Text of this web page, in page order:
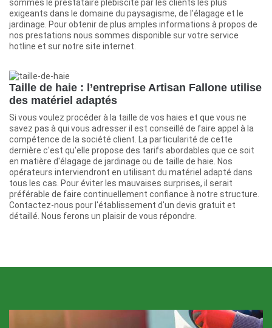
sommes le prestataire plébiscité par les clients les plus
exigeants dans le domaine du paysagisme, de l'élagage et le
jardinage. Pour obtenir de plus amples informations à propos de
nos prestations nous sommes disponible sur votre service
hotline et sur notre site internet.
Taille de haie : l’entreprise Artisan Fallone utilise
des matériel adaptés
Si vous voulez procéder à la taille de vos haies et que vous ne
savez pas à qui vous adresser il est conseillé de faire appel à la
compétence de la société client. La particularité de cette
dernière c'est qu'elle propose des tarifs abordables que ce soit
en matière d'élagage de jardinage ou de taille de haie. Nos
opérateurs interviendront en utilisant du matériel adapté dans
tous les cas. Pour éviter les mauvaises surprises, il serait
préférable de faire continuellement confiance à notre structure.
Contactez-nous pour l'établissement d'un devis gratuit et
détaillé. Nous ferons un plaisir de vous répondre.